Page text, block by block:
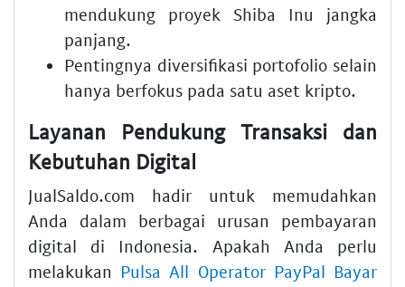
mendukung proyek Shiba Inu jangka
panjang.
Pentingnya diversifikasi portofolio selain
hanya berfokus pada satu aset kripto.
Layanan Pendukung Transaksi dan
Kebutuhan Digital
JualSaldo.com hadir untuk memudahkan
Anda dalam berbagai urusan pembayaran
digital di Indonesia. Apakah Anda perlu
melakukan Pulsa All Operator PayPal Bayar